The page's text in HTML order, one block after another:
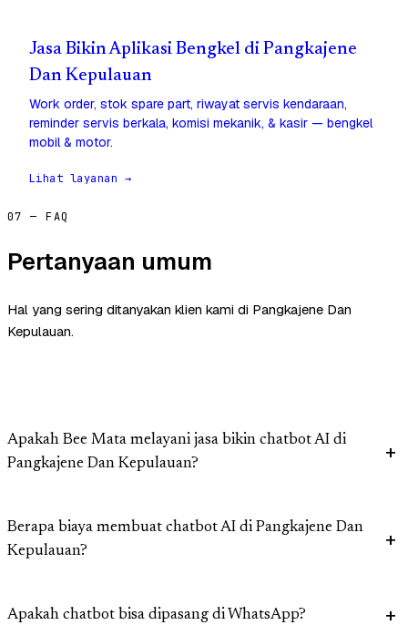
Jasa Bikin Aplikasi Bengkel di Pangkajene
Dan Kepulauan
Work order, stok spare part, riwayat servis kendaraan,
reminder servis berkala, komisi mekanik, & kasir — bengkel
mobil & motor.
Lihat layanan →
07 — FAQ
Pertanyaan umum
Hal yang sering ditanyakan klien kami di Pangkajene Dan
Kepulauan.
Apakah Bee Mata melayani jasa bikin chatbot AI di
Pangkajene Dan Kepulauan?
Berapa biaya membuat chatbot AI di Pangkajene Dan
Kepulauan?
Apakah chatbot bisa dipasang di WhatsApp?